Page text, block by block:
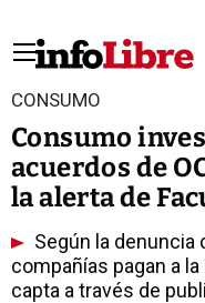
CONSUMO
Consumo
acuerdos de
la alerta de
Según la denuncia
compañías pagan a
capta a través de